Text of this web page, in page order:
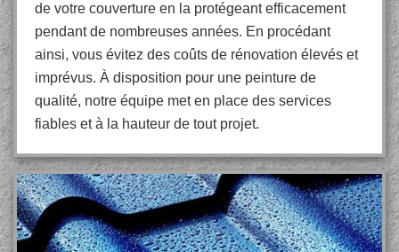
de votre couverture en la protégeant efficacement
pendant de nombreuses années. En procédant
ainsi, vous évitez des coûts de rénovation élevés et
imprévus. À disposition pour une peinture de
qualité, notre équipe met en place des services
fiables et à la hauteur de tout projet.